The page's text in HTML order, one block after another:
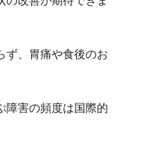
ず、胃痛や食後のお
障害の頻度は国際的